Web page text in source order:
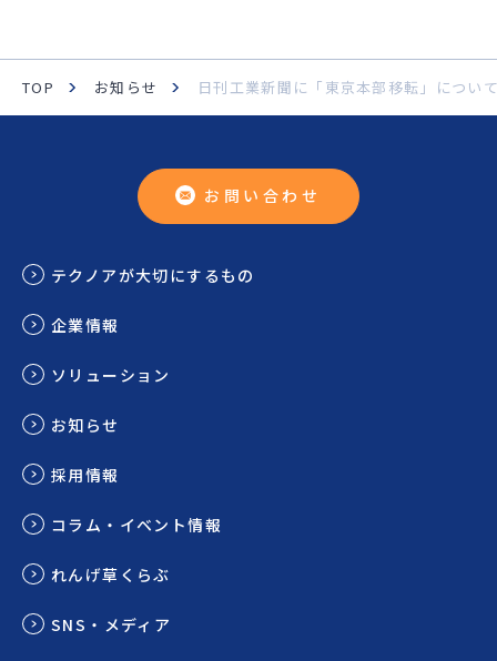
TOP お知らせ 日刊工業新聞に「東京本部移転」につい
お問い合わせ
テクノアが大切にするもの
企業情報
ソリューション
お知らせ
採用情報
コラム・イベント情報
れんげ草くらぶ
SNS・メディア